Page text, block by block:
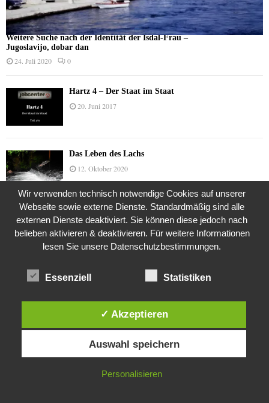
Weitere Suche nach der Identität der Isdal-Frau –
Jugoslavijo, dobar dan
24. Juli 2020 0
Hartz 4 – Der Staat im Staat
20. Juni 2017
Das Leben des Lachs
12. Oktober 2020
Die Geschichte der Kubushäuser
9. Juli 2018
Was ist denn das? -Mars „SOL 735“ Rover Curiosity
Die Brexit-Lüge (1/8 Teil)
3. November 2019
Diese Website verwendet Cookies. Durch die weitere Nutzung dieser
Website stimmst du der Verwendung von Cookies zu.
IN ORDNUNG
Wir verwenden technisch notwendige Cookies auf unserer
Webseite sowie externe Dienste. Standardmäßig sind alle
externen Dienste deaktiviert. Sie können diese jedoch nach
belieben aktivieren & deaktivieren. Für weitere Informationen
lesen Sie unsere Datenschutzbestimmungen.
Essenziell Statistiken
✓ Akzeptieren
Auswahl speichern
Personalisieren